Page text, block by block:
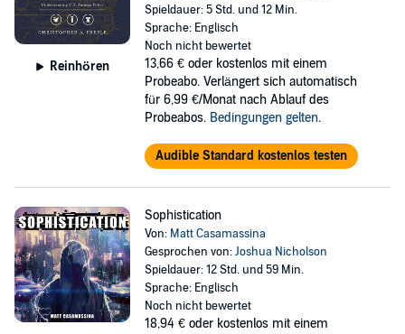
Reinhören
Spieldauer: 5 Std. und 12 Min.
Sprache: Englisch
Noch nicht bewertet
13,66 € oder kostenlos mit einem
Probeabo. Verlängert sich automatisch
für 6,99 €/Monat nach Ablauf des
Probeabos. Bedingungen gelten.
Audible Standard kostenlos testen
Sophistication
Von: Matt Casamassina
Gesprochen von:Joshua Nicholson
Spieldauer: 12 Std. und 59 Min.
Sprache: Englisch
Noch nicht bewertet
18,94 € oder kostenlos mit einem